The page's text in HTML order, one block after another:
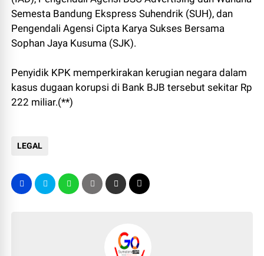
Semesta Bandung Ekspress Suhendrik (SUH), dan
Pengendali Agensi Cipta Karya Sukses Bersama
Sophan Jaya Kusuma (SJK).
Penyidik KPK memperkirakan kerugian negara dalam
kasus dugaan korupsi di Bank BJB tersebut sekitar Rp
222 miliar.(**)
LEGAL